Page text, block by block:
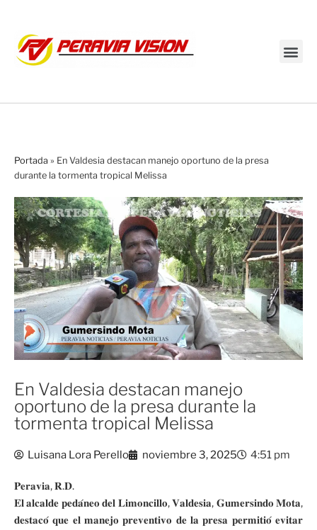
Portada » En Valdesia destacan manejo oportuno de la presa
durante la tormenta tropical Melissa
En Valdesia destacan manejo
oportuno de la presa durante la
tormenta tropical Melissa
Luisana Lora Perello noviembre 3, 2025 4:51 pm
𝐏𝐞𝐫𝐚𝐯𝐢𝐚, 𝐑.𝐃.
𝐄𝐥 𝐚𝐥𝐜𝐚𝐥𝐝𝐞 𝐩𝐞𝐝𝐚́𝐧𝐞𝐨 𝐝𝐞𝐥 𝐋𝐢𝐦𝐨𝐧𝐜𝐢𝐥𝐥𝐨, 𝐕𝐚𝐥𝐝𝐞𝐬𝐢𝐚, 𝐆𝐮𝐦𝐞𝐫𝐬𝐢𝐧𝐝𝐨 𝐌𝐨𝐭𝐚,
𝐝𝐞𝐬𝐭𝐚𝐜𝐨́ 𝐪𝐮𝐞 𝐞𝐥 𝐦𝐚𝐧𝐞𝐣𝐨 𝐩𝐫𝐞𝐯𝐞𝐧𝐭𝐢𝐯𝐨 𝐝𝐞 𝐥𝐚 𝐩𝐫𝐞𝐬𝐚 𝐩𝐞𝐫𝐦𝐢𝐭𝐢𝐨́ 𝐞𝐯𝐢𝐭𝐚𝐫